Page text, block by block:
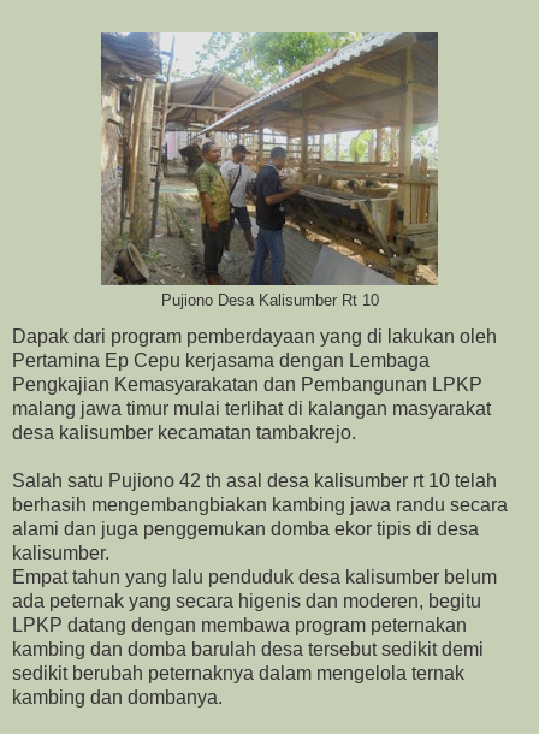
Pujiono Desa Kalisumber Rt 10
Dapak dari program pemberdayaan yang di lakukan oleh
Pertamina Ep Cepu kerjasama dengan Lembaga
Pengkajian Kemasyarakatan dan Pembangunan LPKP
malang jawa timur mulai terlihat di kalangan masyarakat
desa kalisumber kecamatan tambakrejo.
Salah satu Pujiono 42 th asal desa kalisumber rt 10 telah
berhasih mengembangbiakan kambing jawa randu secara
alami dan juga penggemukan domba ekor tipis di desa
kalisumber.
Empat tahun yang lalu penduduk desa kalisumber belum
ada peternak yang secara higenis dan moderen, begitu
LPKP datang dengan membawa program peternakan
kambing dan domba barulah desa tersebut sedikit demi
sedikit berubah peternaknya dalam mengelola ternak
kambing dan dombanya.